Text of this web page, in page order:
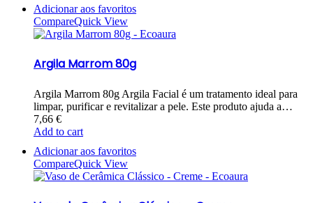
Adicionar aos favoritos
CompareQuick View
Argila Marrom 80g
Argila Marrom 80g Argila Facial é um tratamento ideal para
limpar, purificar e revitalizar a pele. Este produto ajuda a…
7,66 €
Add to cart
Adicionar aos favoritos
CompareQuick View